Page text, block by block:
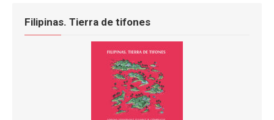
Filipinas. Tierra de tifones